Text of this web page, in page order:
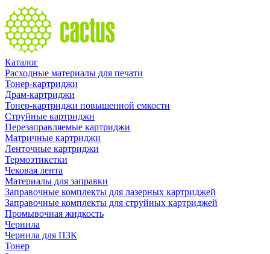
Каталог
Расходные материалы для печати
Тонер-картриджи
Драм-картриджи
Тонер-картриджи повышенной емкости
Струйные картриджи
Перезаправляемые картриджи
Матричные картриджи
Ленточные картриджи
Термоэтикетки
Чековая лента
Материалы для заправки
Заправочные комплекты для лазерных картриджей
Заправочные комплекты для струйных картриджей
Промывочная жидкость
Чернила
Чернила для ПЗК
Тонер